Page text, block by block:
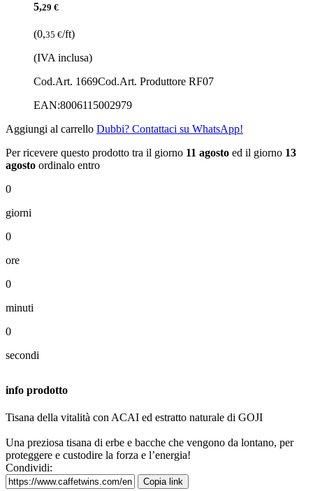
5,29 €
(0,35 €/ft)
(IVA inclusa)
Cod.Art. 1669Cod.Art. Produttore RF07
EAN:8006115002979
Aggiungi al carrello Dubbi? Contattaci su WhatsApp!
Per ricevere questo prodotto tra il giorno 11 agosto ed il giorno 13
agosto ordinalo entro
0
giorni
0
ore
0
minuti
0
secondi
info prodotto
Tisana della vitalità con ACAI ed estratto naturale di GOJI
Una preziosa tisana di erbe e bacche che vengono da lontano, per
proteggere e custodire la forza e l’energia!
Condividi:
Copia link